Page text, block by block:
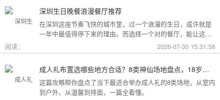
深圳生日晚餐浪漫餐厅推荐
在深圳这座节奏飞快的城市里，过一个浪漫的生日，或许就是
一年中最值得停下来的理由。而选择一个对的餐厅，能让这一
天从“普通”变成“终生难忘”。无论是俯瞰城市灯火的高空秘境，
还是被鲜花与海风包裹的梦幻露台，深圳从不缺乏仪式感。
阅读： 2026-07-30 15:31:58
成人礼布置选哪些地方合适？8类神仙场地盘点，18岁的仪式感从选对地方开始
这篇攻略帮你盘点了当下最适合举办成人礼的8类场地，从室内
到户外、从温馨到排面，一篇全看懂。